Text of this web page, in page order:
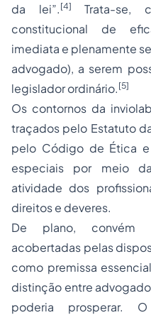
da lei”. [4]
Trata-se,
constitucional de
imediata e plenamente
advogado), a serem
legislador ordinário. [5]
Os contornos da
traçados pelo Estatuto
pelo Código de Ética e
especiais por meio
atividade dos
direitos e deveres.
De plano, convém
acobertadas pelas
como premissa
distinção entre
poderia prosperar.